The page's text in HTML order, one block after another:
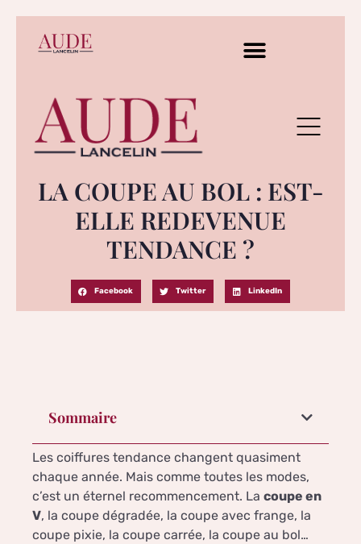
LA COUPE AU BOL : EST-
ELLE REDEVENUE
TENDANCE ?
Facebook Twitter LinkedIn
Sommaire
Les coiffures tendance changent quasiment
chaque année. Mais comme toutes les modes,
c’est un éternel recommencement. La coupe en
V, la coupe dégradée, la coupe avec frange, la
coupe pixie, la coupe carrée, la coupe au bol…